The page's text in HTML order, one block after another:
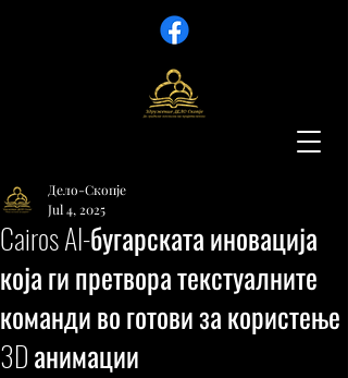
Cairos AI-бугарската иновација
која ги претвора текстуалните
команди во готови за користење
3D анимации
Дело-Скопје
Jul 4, 2025